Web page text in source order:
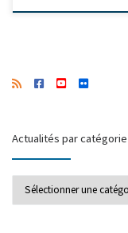
Actualités par catégorie